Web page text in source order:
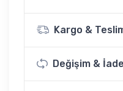
Kargo &
Değişim & İade